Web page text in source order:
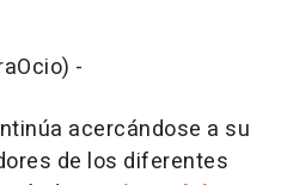
-
acercándose a su
de los diferentes